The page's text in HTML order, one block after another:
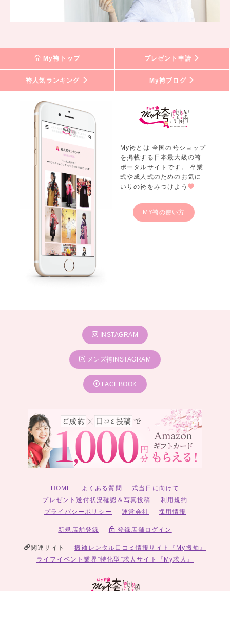
My袴トップ プレゼント申請
袴人気ランキング My袴ブログ
My袴とは 全国の袴ショップ
を掲載する日本最大級の袴
ポータルサイトです。 卒業
式や成人式のためのお気に
いりの袴をみつけよう
MY袴の使い方
INSTAGRAM
メンズ袴INSTAGRAM
FACEBOOK
HOME よくある質問
式当日に向けて
プレゼント送付状況確認＆写真投稿
利用規約
プライバシーポリシー
運営会社 採用情報
新規店舗登録 登録店舗ログイン
関連サイト
振袖レンタル口コミ情報サイト『My振袖』
ライフイベント業界”特化型”求人サイト『My求人』